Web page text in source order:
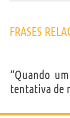
FRASES
“Quando
tentativa de